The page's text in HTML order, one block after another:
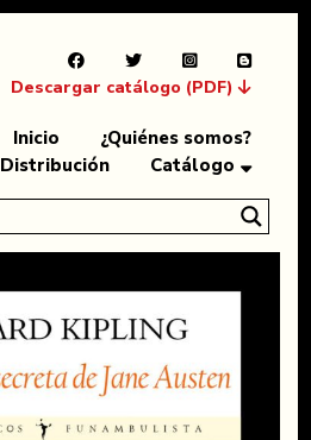
Descargar catálogo (PDF)
Inicio
¿Quiénes somos?
Distribución
Catálogo